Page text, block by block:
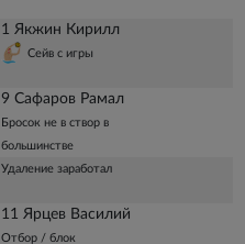
1 Якжин Кирилл
Сейв с игры
9 Сафаров Рамал
Бросок не в створ в
большинстве
Удаление заработал
11 Ярцев Василий
Отбор / блок